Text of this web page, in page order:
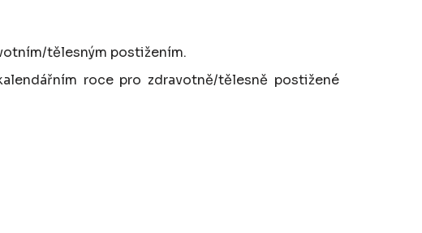
tělesným postižením.
roce pro zdravotně/tělesně postižené